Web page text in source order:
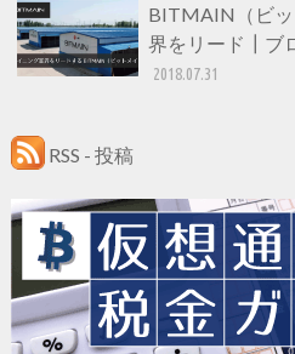
BITMAIN（ビ
界をリード┃ブ
2018.07.31
RSS - 投稿